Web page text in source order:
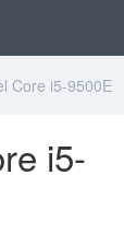
Core i5-9500E
i5-